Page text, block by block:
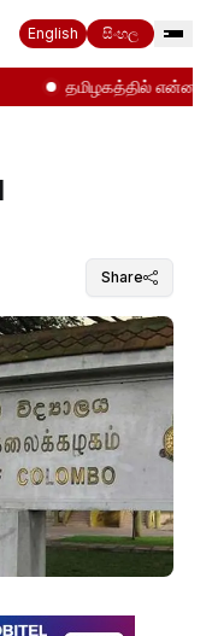
English සිංහල
தமிழகத்தில் என்ன
Share